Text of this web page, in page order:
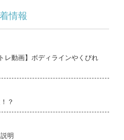
OUTLINE（アウトライ
エットの成功実績が非
ウエディングドレスの
番美しく見せたいパー
イクします。
的に痩せるため、式が
情報
レ動画】ボディラインやくびれ
？
明